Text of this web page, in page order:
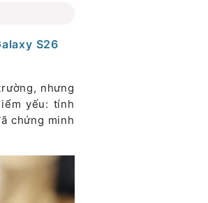
S26
nhưng
yếu: tính
chứng minh